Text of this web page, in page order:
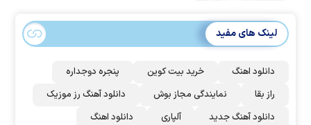
لینک های مفید
دانلود اهنگ خرید بیت کوین
پنجره دوجداره
راز بقا
نمایندگی مجاز بوش
دانلود آهنگ رز‌ موزیک
دانلود آهنگ جدید
آلپاری
دانلود اهنگ